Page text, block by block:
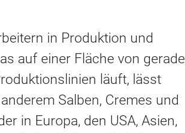
in Produktion und
auf einer Fläche von gerade
läuft, lässt
Salben, Cremes und
in Europa, den USA, Asien,